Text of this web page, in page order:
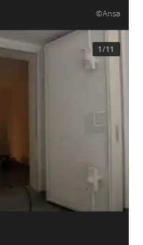
©Ansa
1/11